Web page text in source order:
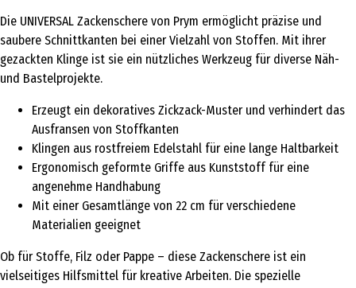
Die UNIVERSAL Zackenschere von Prym ermöglicht präzise und
saubere Schnittkanten bei einer Vielzahl von Stoffen. Mit ihrer
gezackten Klinge ist sie ein nützliches Werkzeug für diverse Näh-
und Bastelprojekte.
Erzeugt ein dekoratives Zickzack-Muster und verhindert das
Ausfransen von Stoffkanten
Klingen aus rostfreiem Edelstahl für eine lange Haltbarkeit
Ergonomisch geformte Griffe aus Kunststoff für eine
angenehme Handhabung
Mit einer Gesamtlänge von 22 cm für verschiedene
Materialien geeignet
Ob für Stoffe, Filz oder Pappe – diese Zackenschere ist ein
vielseitiges Hilfsmittel für kreative Arbeiten. Die spezielle